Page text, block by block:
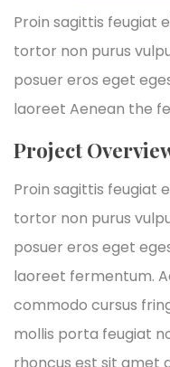
Proin sagittis feugiat
tortor non purus
posuer eros eget
laoreet Aenean the
Project
Proin sagittis feugiat
tortor non purus
posuer eros eget
laoreet fermentum.
commodo cursus
mollis porta feugiat